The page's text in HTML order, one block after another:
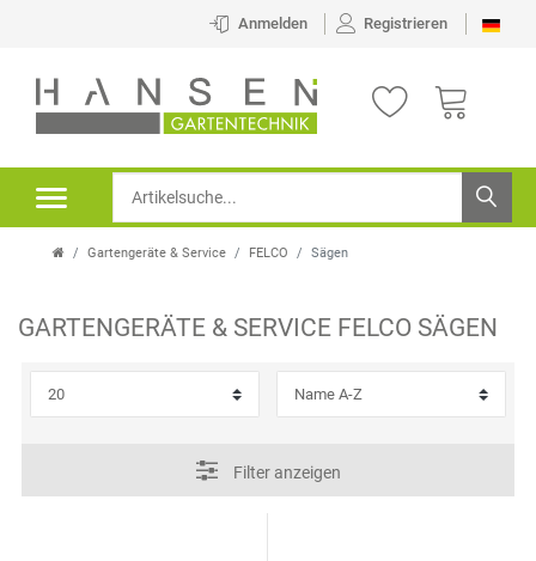
Anmelden Registrieren
Gartengeräte & Service FELCO Sägen
GARTENGERÄTE & SERVICE FELCO SÄGEN
Filter anzeigen
P
E